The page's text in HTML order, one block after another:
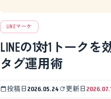
LINEマーケ
LINEの1対1トーク
タグ運用術
投稿日2026.05.24 更新日